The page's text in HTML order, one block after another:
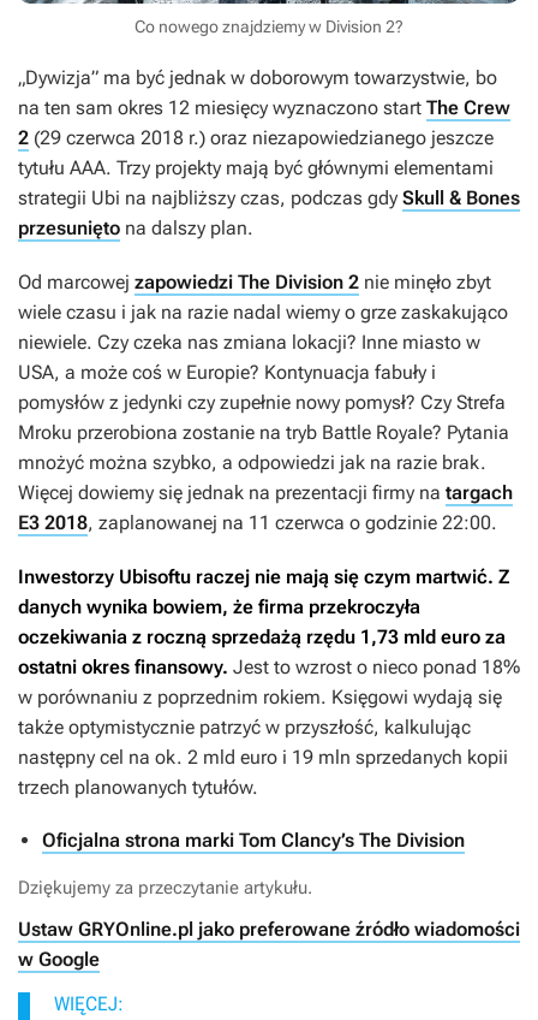
Co nowego znajdziemy w Division 2?
„Dywizja” ma być jednak w doborowym towarzystwie, bo
na ten sam okres 12 miesięcy wyznaczono start The Crew
2 (29 czerwca 2018 r.) oraz niezapowiedzianego jeszcze
tytułu AAA. Trzy projekty mają być głównymi elementami
strategii Ubi na najbliższy czas, podczas gdy Skull & Bones
przesunięto na dalszy plan.
Od marcowej zapowiedzi The Division 2 nie minęło zbyt
wiele czasu i jak na razie nadal wiemy o grze zaskakująco
niewiele. Czy czeka nas zmiana lokacji? Inne miasto w
USA, a może coś w Europie? Kontynuacja fabuły i
pomysłów z jedynki czy zupełnie nowy pomysł? Czy Strefa
Mroku przerobiona zostanie na tryb Battle Royale? Pytania
mnożyć można szybko, a odpowiedzi jak na razie brak.
Więcej dowiemy się jednak na prezentacji firmy na targach
E3 2018, zaplanowanej na 11 czerwca o godzinie 22:00.
Inwestorzy Ubisoftu raczej nie mają się czym martwić. Z
danych wynika bowiem, że firma przekroczyła
oczekiwania z roczną sprzedażą rzędu 1,73 mld euro za
ostatni okres finansowy. Jest to wzrost o nieco ponad 18%
w porównaniu z poprzednim rokiem. Księgowi wydają się
także optymistycznie patrzyć w przyszłość, kalkulując
następny cel na ok. 2 mld euro i 19 mln sprzedanych kopii
trzech planowanych tytułów.
Oficjalna strona marki Tom Clancy’s The Division
Dziękujemy za przeczytanie artykułu.
Ustaw GRYOnline.pl jako preferowane źródło wiadomości
w Google
WIĘCEJ: